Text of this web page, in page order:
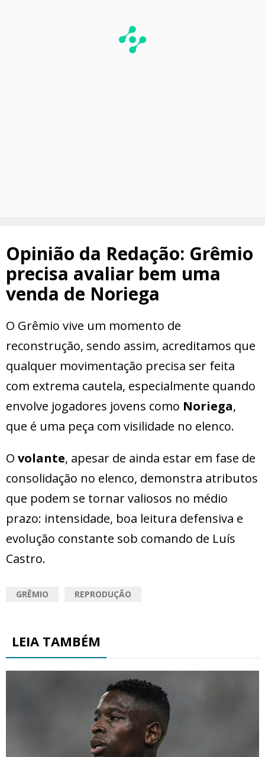
Opinião da Redação: Grêmio
precisa avaliar bem uma
venda de Noriega
O Grêmio vive um momento de
reconstrução, sendo assim, acreditamos que
qualquer movimentação precisa ser feita
com extrema cautela, especialmente quando
envolve jogadores jovens como Noriega,
que é uma peça com visilidade no elenco.
O volante, apesar de ainda estar em fase de
consolidação no elenco, demonstra atributos
que podem se tornar valiosos no médio
prazo: intensidade, boa leitura defensiva e
evolução constante sob comando de Luís
Castro.
GRÊMIO REPRODUÇÃO
LEIA TAMBÉM